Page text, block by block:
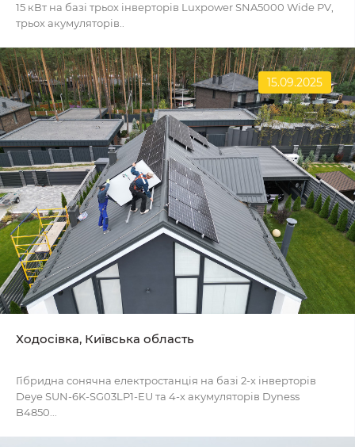
15 кВт на базі трьох інверторів Luxpower SNA5000 Wide PV,
трьох акумуляторів..
15.09.2025
Ходосівка, Київська область
Гібридна сонячна електростанція на базі 2-х інверторів
Deye SUN-6K-SG03LP1-EU та 4-х акумуляторів Dyness
B4850...